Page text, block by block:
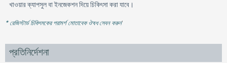
খাওয়ার ক্যাপসুল বা ইনজেকশন দিয়ে চিকিৎসা করা যাবে।
* রেজিস্টার্ড চিকিৎসকের পরামর্শ মোতাবেক ঔষধ সেবন করুন'
প্রতিনির্দেশনা